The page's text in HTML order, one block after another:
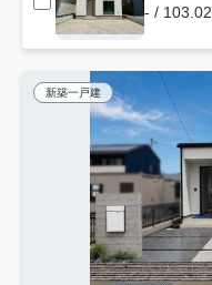
- /
新築一戸建